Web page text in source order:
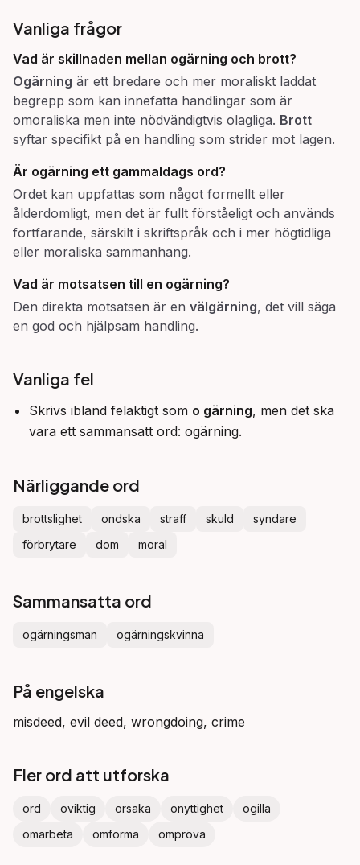
Vanliga frågor
Vad är skillnaden mellan ogärning och brott?
Ogärning är ett bredare och mer moraliskt laddat
begrepp som kan innefatta handlingar som är
omoraliska men inte nödvändigtvis olagliga. Brott
syftar specifikt på en handling som strider mot lagen.
Är ogärning ett gammaldags ord?
Ordet kan uppfattas som något formellt eller
ålderdomligt, men det är fullt förståeligt och används
fortfarande, särskilt i skriftspråk och i mer högtidliga
eller moraliska sammanhang.
Vad är motsatsen till en ogärning?
Den direkta motsatsen är en välgärning, det vill säga
en god och hjälpsam handling.
Vanliga fel
Skrivs ibland felaktigt som o gärning, men det ska
vara ett sammansatt ord: ogärning.
Närliggande ord
brottslighet ondska straff skuld
syndare
förbrytare
dom moral
Sammansatta ord
ogärningsman ogärningskvinna
På engelska
misdeed, evil deed, wrongdoing, crime
Fler ord att utforska
ord oviktig orsaka onyttighet
ogilla
omarbeta
omforma ompröva